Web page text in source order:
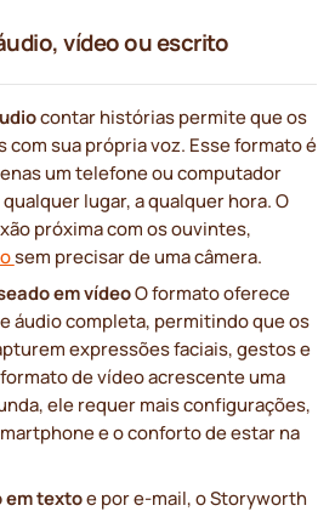
vídeo ou escrito
contar histórias permite que os
sua própria voz. Esse formato é
um telefone ou computador
lugar, a qualquer hora. O
próxima com os ouvintes,
sem precisar de uma câmera.
em vídeoO formato oferece
áudio completa, permitindo que os
expressões faciais, gestos e
de vídeo acrescente uma
ele requer mais configurações,
e o conforto de estar na
em textoe por e-mail, o Storyworth